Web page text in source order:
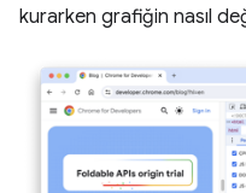
kurarken grafiğin nasıl